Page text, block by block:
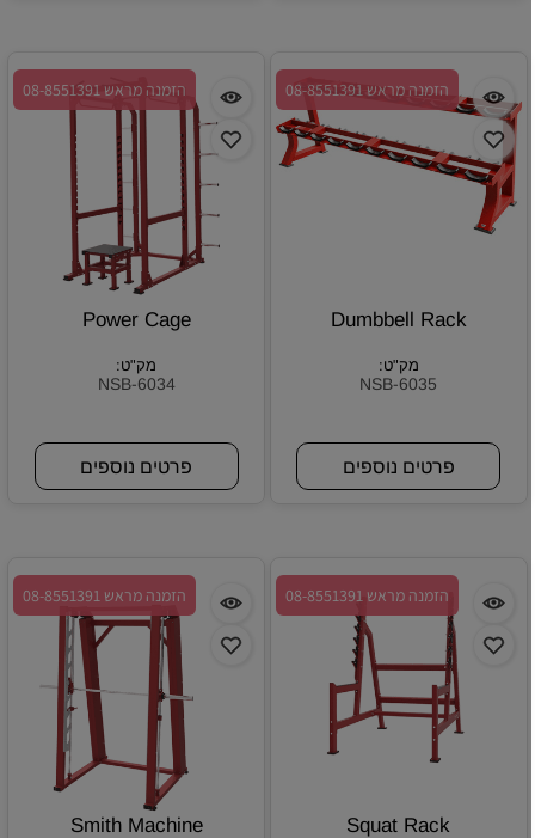
הזמנה מראש 08-8551391
Dumbbell Rack
מק"ט:
NSB-6035
פרטים נוספים
הזמנה מראש 08-8551391
Power Cage
מק"ט:
NSB-6034
פרטים נוספים
הזמנה מראש 08-8551391
Squat Rack
הזמנה מראש 08-8551391
Smith Machine